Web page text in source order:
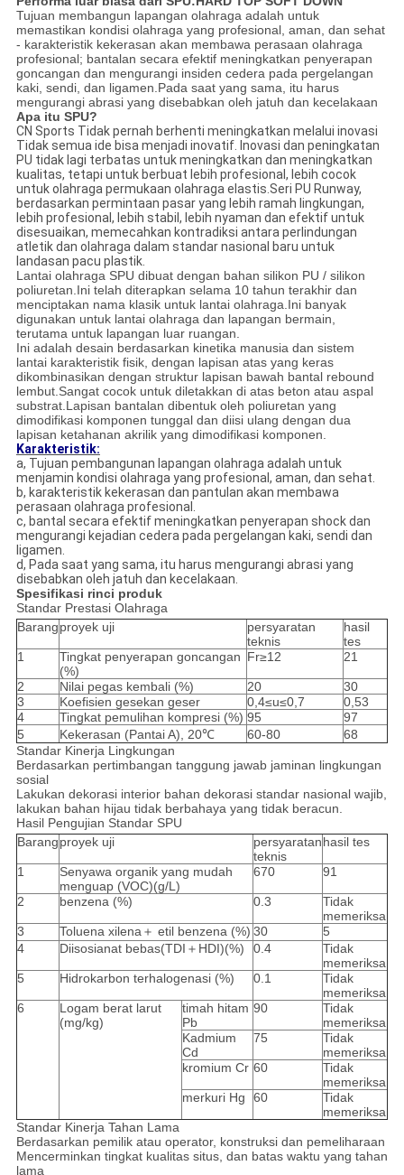
Tujuan membangun lapangan olahraga adalah untuk
memastikan kondisi olahraga yang profesional, aman, dan sehat
- karakteristik kekerasan akan membawa perasaan olahraga
profesional; bantalan secara efektif meningkatkan penyerapan
goncangan dan mengurangi insiden cedera pada pergelangan
kaki, sendi, dan ligamen.Pada saat yang sama, itu harus
mengurangi abrasi yang disebabkan oleh jatuh dan kecelakaan
Apa itu SPU?
CN Sports Tidak pernah berhenti meningkatkan melalui inovasi
Tidak semua ide bisa menjadi inovatif. Inovasi dan peningkatan
PU tidak lagi terbatas untuk meningkatkan dan meningkatkan
kualitas, tetapi untuk berbuat lebih profesional, lebih cocok
untuk olahraga permukaan olahraga elastis.Seri PU Runway,
berdasarkan permintaan pasar yang lebih ramah lingkungan,
lebih profesional, lebih stabil, lebih nyaman dan efektif untuk
disesuaikan, memecahkan kontradiksi antara perlindungan
atletik dan olahraga dalam standar nasional baru untuk
landasan pacu plastik.
Lantai olahraga SPU dibuat dengan bahan silikon PU / silikon
poliuretan.Ini telah diterapkan selama 10 tahun terakhir dan
menciptakan nama klasik untuk lantai olahraga.Ini banyak
digunakan untuk lantai olahraga dan lapangan bermain,
terutama untuk lapangan luar ruangan.
Ini adalah desain berdasarkan kinetika manusia dan sistem
lantai karakteristik fisik, dengan lapisan atas yang keras
dikombinasikan dengan struktur lapisan bawah bantal rebound
lembut.Sangat cocok untuk diletakkan di atas beton atau aspal
substrat.Lapisan bantalan dibentuk oleh poliuretan yang
dimodifikasi komponen tunggal dan diisi ulang dengan dua
lapisan ketahanan akrilik yang dimodifikasi komponen.
Karakteristik:
a, Tujuan pembangunan lapangan olahraga adalah untuk
menjamin kondisi olahraga yang profesional, aman, dan sehat.
b, karakteristik kekerasan dan pantulan akan membawa
perasaan olahraga profesional.
c, bantal secara efektif meningkatkan penyerapan shock dan
mengurangi kejadian cedera pada pergelangan kaki, sendi dan
ligamen.
d, Pada saat yang sama, itu harus mengurangi abrasi yang
disebabkan oleh jatuh dan kecelakaan.
Spesifikasi rinci produk
Standar Prestasi Olahraga
Barangproyek uji
persyaratan
teknis
hasil
tes
1
Tingkat penyerapan goncangan
(%)
Fr≥12 21
2 Nilai pegas kembali (%) 20
30
3
Koefisien gesekan geser 0,4≤u≤0,7
0,53
4
Tingkat pemulihan kompresi (%) 95
97
5
Kekerasan (Pantai A), 20℃ 60-80
68
Standar Kinerja Lingkungan
Berdasarkan pertimbangan tanggung jawab jaminan lingkungan
sosial
Lakukan dekorasi interior bahan dekorasi standar nasional wajib,
lakukan bahan hijau tidak berbahaya yang tidak beracun.
Hasil Pengujian Standar SPU
Barangproyek uji
persyaratan
teknis
hasil tes
1
Senyawa organik yang mudah
menguap (VOC)(g/L)
670 91
2 benzena (%) 0.3
Tidak
memeriksa
3
Toluena xilena＋ etil benzena (%) 30
5
4
Diisosianat bebas(TDI＋HDI)(%) 0.4
Tidak
memeriksa
5
Hidrokarbon terhalogenasi (%) 0.1
Tidak
memeriksa
6
Logam berat larut
(mg/kg)
timah hitam
Pb
90
Tidak
memeriksa
Kadmium
Cd
75
Tidak
memeriksa
kromium Cr 60
Tidak
memeriksa
merkuri Hg
60
Tidak
memeriksa
Standar Kinerja Tahan Lama
Berdasarkan pemilik atau operator, konstruksi dan pemeliharaan
Mencerminkan tingkat kualitas situs, dan batas waktu yang tahan
lama